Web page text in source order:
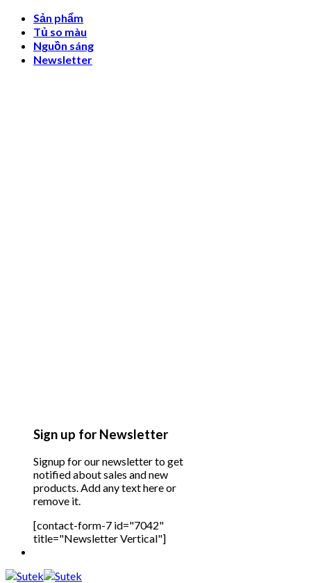
Skip
content
Sản phẩm
Tủ so màu
Nguồn sáng
Newsletter
Sign up for Newsletter
Signup for our newsletter to get
notified about sales and new
products. Add any text here or
remove it.
[contact-form-7 id="7042"
title="Newsletter Vertical"]